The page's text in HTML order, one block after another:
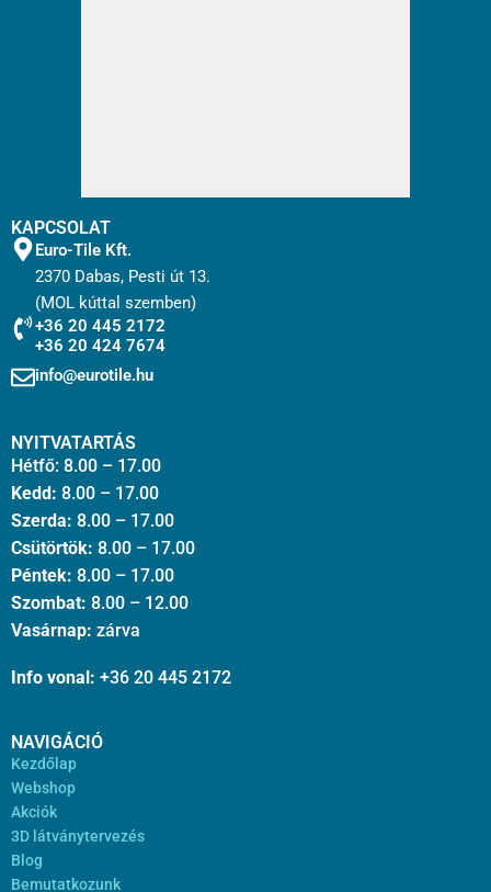
KAPCSOLAT
Euro-Tile Kft.
2370 Dabas, Pesti út 13.
(MOL kúttal szemben)
+36 20 445 2172
+36 20 424 7674
info@eurotile.hu
NYITVATARTÁS
Hétfő: 8.00 – 17.00
Kedd: 8.00 – 17.00
Szerda: 8.00 – 17.00
Csütörtök: 8.00 – 17.00
Péntek: 8.00 – 17.00
Szombat: 8.00 – 12.00
Vasárnap: zárva
Info vonal: +36 20 445 2172
NAVIGÁCIÓ
Kezdőlap
Webshop
Akciók
3D látványtervezés
Blog
Bemutatkozunk